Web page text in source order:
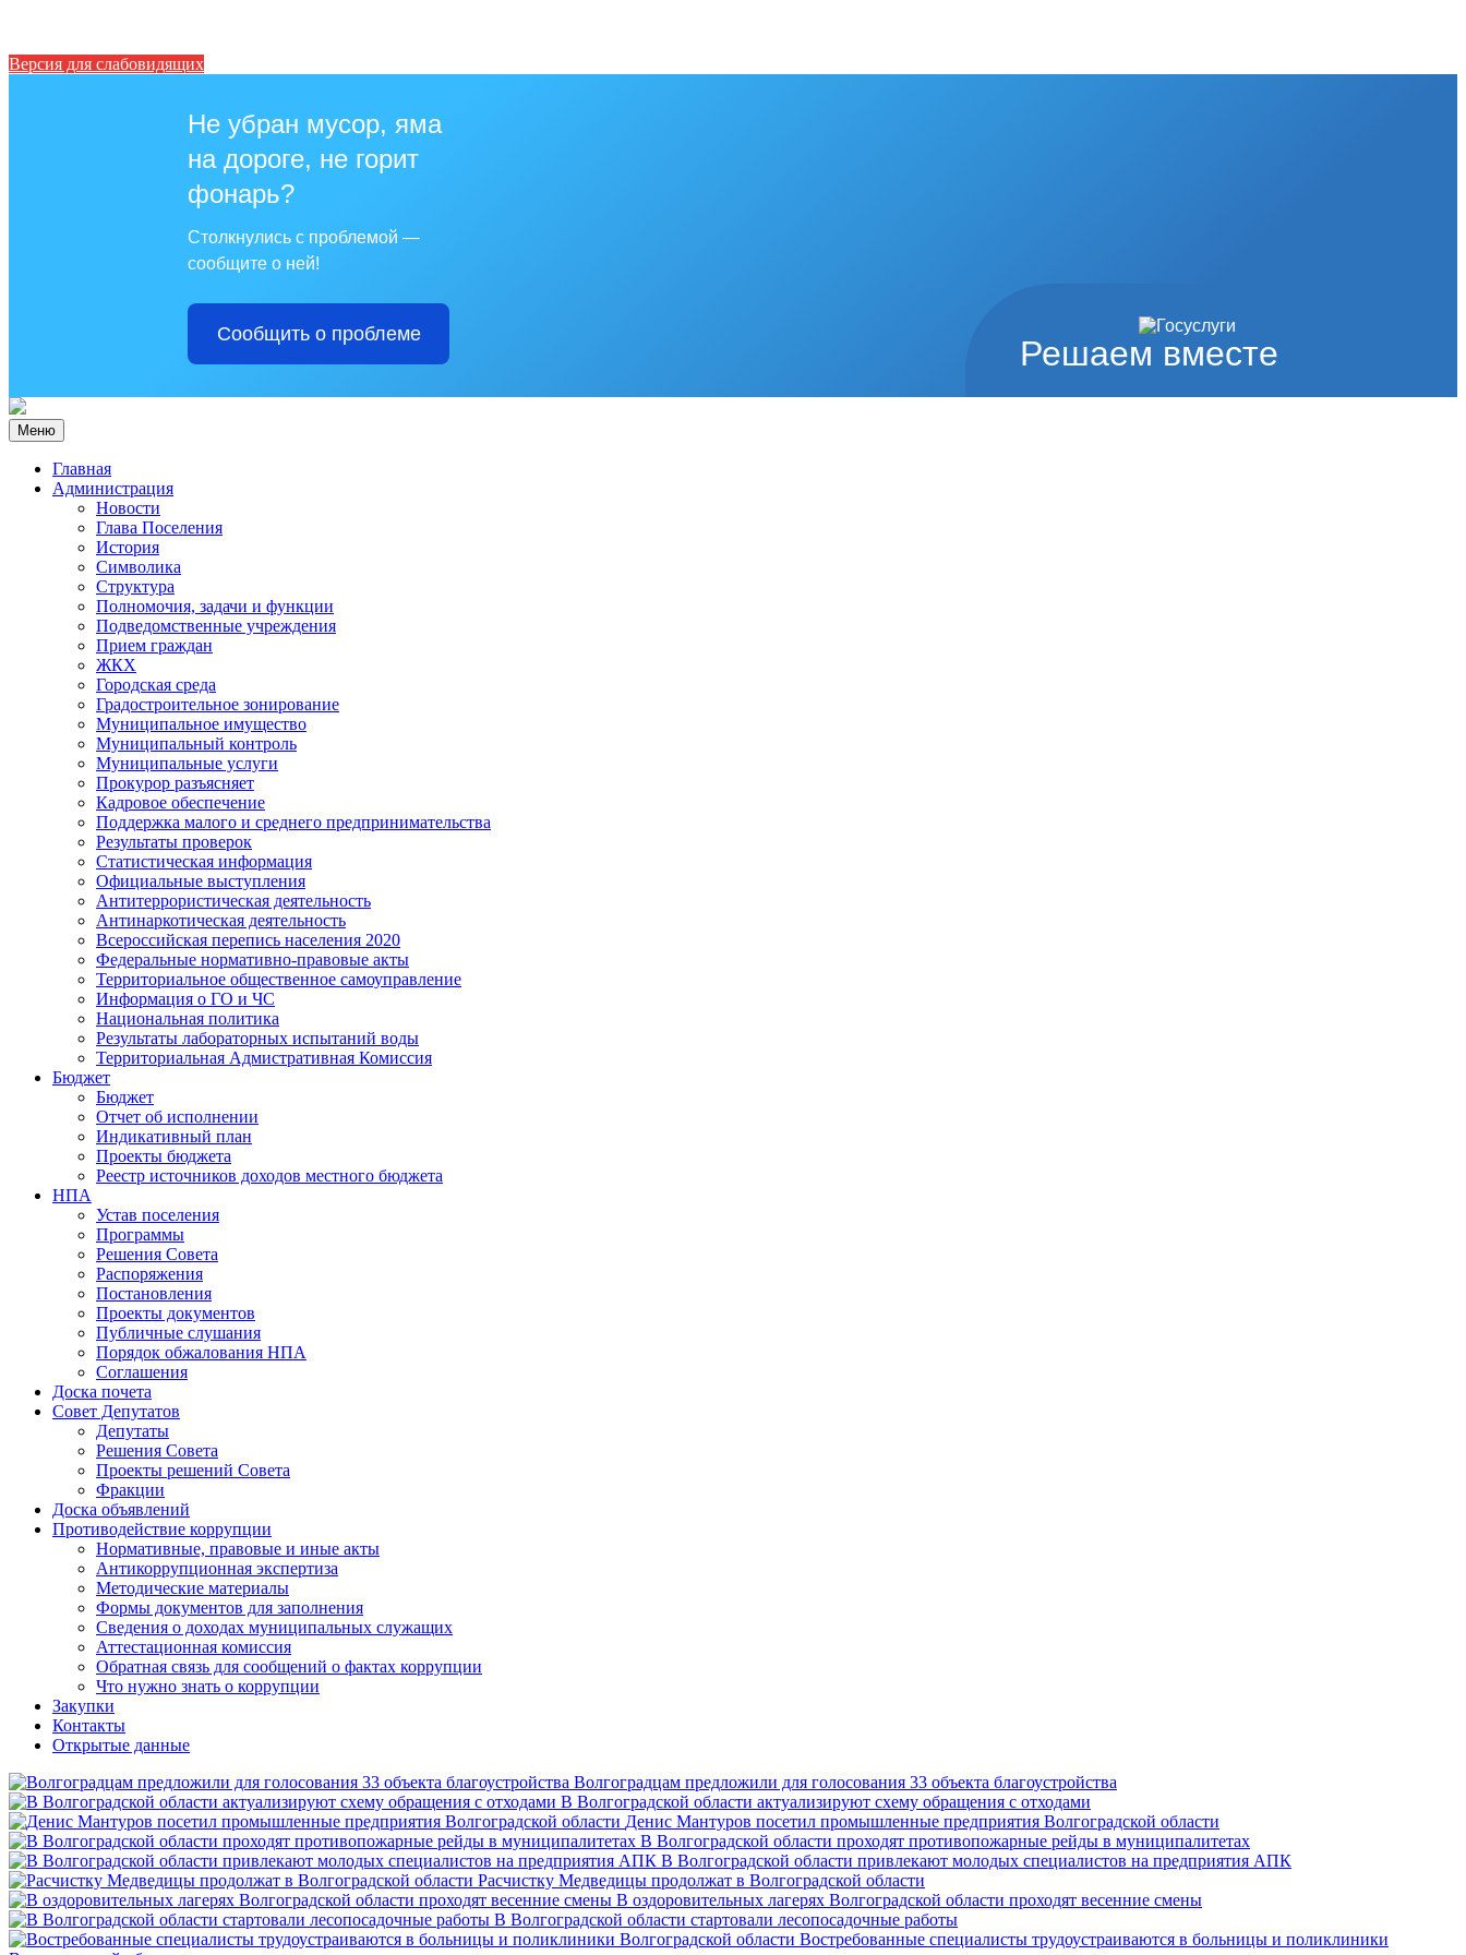
Версия для слабовидящих
Решаем вместе
Не убран мусор, яма
на дороге, не горит
фонарь?
Столкнулись с проблемой —
сообщите о ней!
Сообщить о проблеме
Меню
Главная
Администрация
Новости
Глава Поселения
История
Символика
Структура
Полномочия, задачи и функции
Подведомственные учреждения
Прием граждан
ЖКХ
Городская среда
Градостроительное зонирование
Муниципальное имущество
Муниципальный контроль
Муниципальные услуги
Прокурор разъясняет
Кадровое обеспечение
Поддержка малого и среднего предпринимательства
Результаты проверок
Статистическая информация
Официальные выступления
Антитеррористическая деятельность
Антинаркотическая деятельность
Всероссийская перепись населения 2020
Федеральные нормативно-правовые акты
Территориальное общественное самоуправление
Информация о ГО и ЧС
Национальная политика
Результаты лабораторных испытаний воды
Территориальная Адмистративная Комиссия
Бюджет
Бюджет
Отчет об исполнении
Индикативный план
Проекты бюджета
Реестр источников доходов местного бюджета
НПА
Устав поселения
Программы
Решения Совета
Распоряжения
Постановления
Проекты документов
Публичные слушания
Порядок обжалования НПА
Соглашения
Доска почета
Совет Депутатов
Депутаты
Решения Совета
Проекты решений Совета
Фракции
Доска объявлений
Противодействие коррупции
Нормативные, правовые и иные акты
Антикоррупционная экспертиза
Методические материалы
Формы документов для заполнения
Сведения о доходах муниципальных служащих
Аттестационная комиссия
Обратная связь для сообщений о фактах коррупции
Что нужно знать о коррупции
Закупки
Контакты
Открытые данные
Волгоградцам предложили для голосования 33 объекта благоустройства
В Волгоградской области актуализируют схему обращения с отходами
Денис Мантуров посетил промышленные предприятия Волгоградской области
В Волгоградской области проходят противопожарные рейды в муниципалитетах
В Волгоградской области привлекают молодых специалистов на предприятия АПК
Расчистку Медведицы продолжат в Волгоградской области
В оздоровительных лагерях Волгоградской области проходят весенние смены
В Волгоградской области стартовали лесопосадочные работы
Востребованные специалисты трудоустраиваются в больницы и поликлиники